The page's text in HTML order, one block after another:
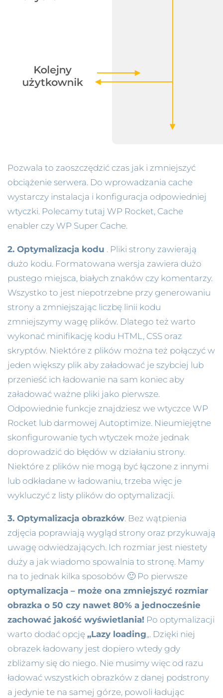
Pozwala to zaoszczędzić czas jak i zmniejszyć
obciążenie serwera. Do wprowadzania cache
wystarczy instalacja i konfiguracja odpowiedniej
wtyczki. Polecamy tutaj WP Rocket, Cache
enabler czy WP Super Cache.
2. Optymalizacja kodu . Pliki strony zawierają
dużo kodu. Formatowana wersja zawiera dużo
pustego miejsca, białych znaków czy komentarzy.
Wszystko to jest niepotrzebne przy generowaniu
strony a zmniejszając liczbę linii kodu
zmniejszymy wagę plików. Dlatego też warto
wykonać minifikację kodu HTML, CSS oraz
skryptów. Niektóre z plików można też połączyć w
jeden większy plik aby załadować je szybciej lub
przenieść ich ładowanie na sam koniec aby
załadować ważne pliki jako pierwsze.
Odpowiednie funkcje znajdziesz we wtyczce WP
Rocket lub darmowej Autoptimize. Nieumiejętne
skonfigurowanie tych wtyczek może jednak
doprowadzić do błędów w działaniu strony.
Niektóre z plików nie mogą być łączone z innymi
lub odkładane w ładowaniu, trzeba więc je
wykluczyć z listy plików do optymalizacji.
3. Optymalizacja obrazków. Bez wątpienia
zdjęcia poprawiają wygląd strony oraz przykuwają
uwagę odwiedzających. Ich rozmiar jest niestety
duży a jak wiadomo spowalnia to stronę. Mamy
na to jednak kilka sposobów 🙂 Po pierwsze
optymalizacja – może ona zmniejszyć rozmiar
obrazka o 50 czy nawet 80% a jednocześnie
zachować jakość wyświetlania! Po optymalizacji
warto dodać opcję„Lazy loading„. Dzięki niej
obrazek ładowany jest dopiero wtedy gdy
zbliżamy się do niego. Nie musimy więc od razu
ładować wszystkich obrazków z danej podstrony
a jedynie te na samej górze, powoli ładując